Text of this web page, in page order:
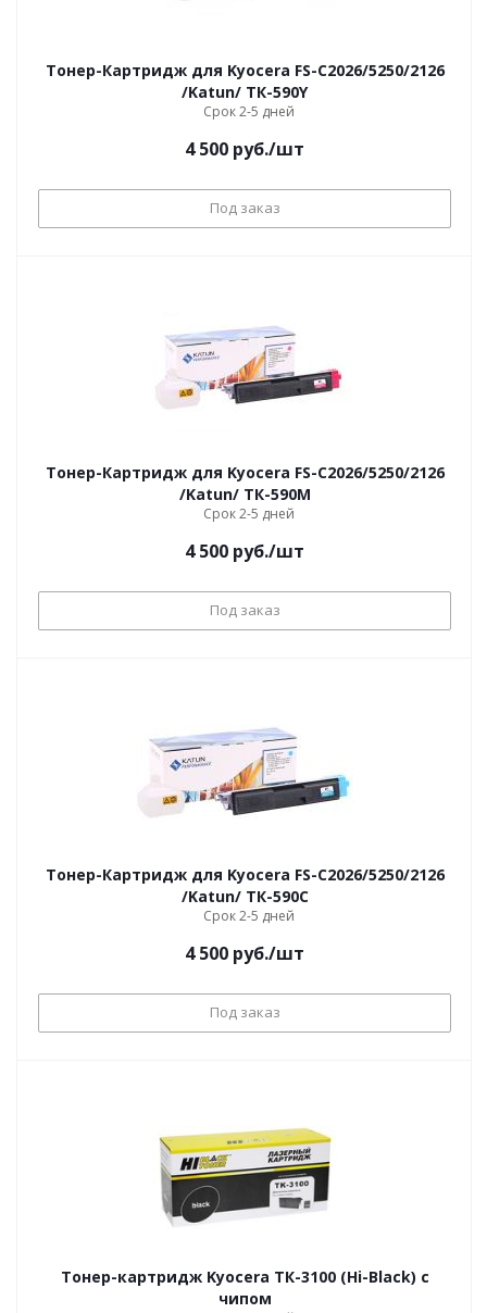
Тонер-Картридж для Kyocera FS-С2026/5250/2126
/Katun/ ТК-590Y
Срок 2-5 дней
4 500 руб./шт
Под заказ
Тонер-Картридж для Kyocera FS-С2026/5250/2126
/Katun/ ТК-590M
Срок 2-5 дней
4 500 руб./шт
Под заказ
Тонер-Картридж для Kyocera FS-С2026/5250/2126
/Katun/ ТК-590C
Срок 2-5 дней
4 500 руб./шт
Под заказ
Тонер-картридж Kyocera ТК-3100 (Hi-Black) с
чипом